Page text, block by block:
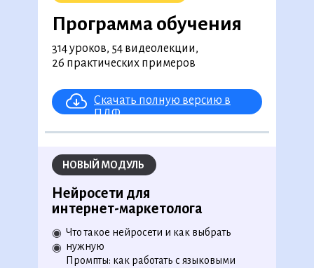
314 уроков, 54 видеолекции,
26 практических примеров
Программа обучения
Скачать полную версию в
ПДФ
Что такое нейросети и как выбрать
нужную
Промпты: как работать с языковыми
◉
Нейросети для
интернет-маркетолога
НОВЫЙ МОДУЛЬ
◉